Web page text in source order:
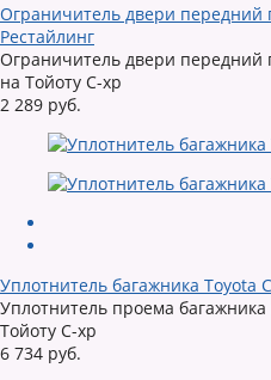
Ограничитель двери передний
Рестайлинг
Ограничитель двери передний
на Тойоту С-хр
2 289 руб.
Уплотнитель багажника Toyota
Уплотнитель проема
Тойоту С-хр
6 734 руб.